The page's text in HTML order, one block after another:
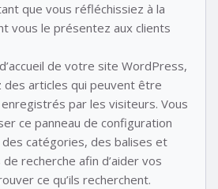
que vous réfléchissiez à la
vous le présentez aux clients
de votre site WordPress,
des articles qui peuvent être
par les visiteurs. Vous
ce panneau de configuration
catégories, des balises et
recherche afin d’aider vos
ce qu’ils recherchent.